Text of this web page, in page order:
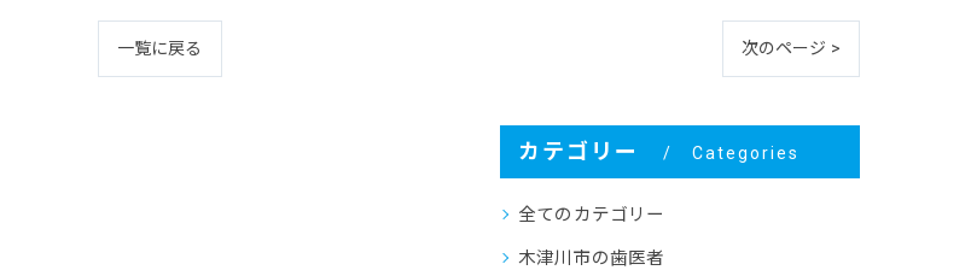
一覧に戻る 次のページ >
カテゴリー Categories
全てのカテゴリー
木津川市の歯医者